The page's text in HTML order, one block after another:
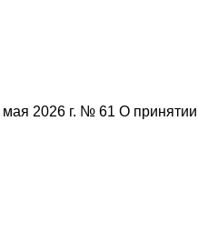
мая 2026 г. № 61 О принятии